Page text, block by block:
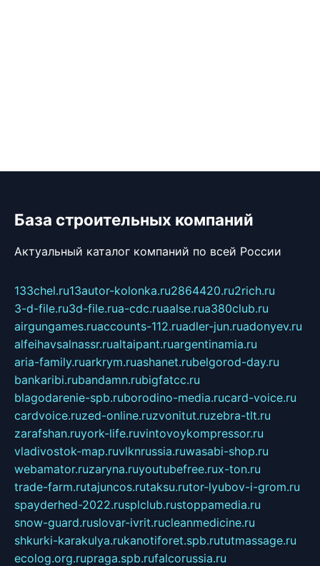
База строительных компаний
Актуальный каталог компаний по всей России
133chel.ru13autor-kolonka.ru2864420.ru2rich.ru
3-d-file.ru3d-file.rua-cdc.ruaalse.rua380club.ru
airgungames.ruaccounts-112.ruadler-jun.ruadonyev.ru
alfeihavsalnassr.rualtaipant.ruargentinamia.ru
aria-family.ruarkrym.ruashanet.rubelgorod-day.ru
bankaribi.rubandamn.rubigfatcc.ru
blagodarenie-spb.ruborodino-media.rucard-voice.ru
cardvoice.ruzed-online.ruzvonitut.ruzebra-tlt.ru
zarafshan.ruyork-life.ruvintovoykompressor.ru
vladivostok-map.ruvlknrussia.ruwasabi-shop.ru
webamator.ruzaryna.ruyoutubefree.rux-ton.ru
trade-farm.rutajuncos.rutaksu.rutor-lyubov-i-grom.ru
spayderhed-2022.rusplclub.rustoppamedia.ru
snow-guard.ruslovar-ivrit.rucleanmedicine.ru
shkurki-karakulya.rukanotiforet.spb.rututmassage.ru
ecolog.org.rupraga.spb.rufalcorussia.ru